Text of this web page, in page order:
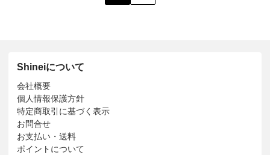
Shineiについて
会社概要
個人情報保護方針
特定商取引に基づく表示
お問合せ
お支払い・送料
ポイントについて